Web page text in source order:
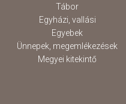
Tábor
Egyházi, vallási
Egyebek
Ünnepek, megemlékezések
Megyei kitekintő